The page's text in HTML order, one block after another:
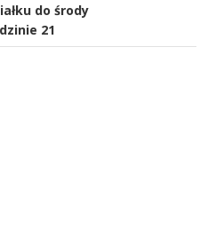
do środy
21